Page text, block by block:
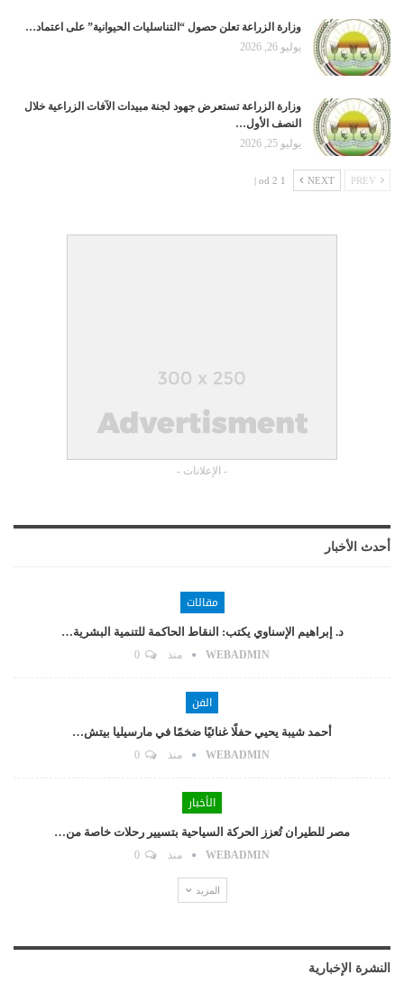
وزارة الزراعة تعلن حصول “التناسليات الحيوانية” على اعتماد…
يوليو 26, 2026
وزارة الزراعة تستعرض جهود لجنة مبيدات الآفات الزراعية خلال
النصف الأول…
يوليو 25, 2026
NEXT
1 od 2 |
- الإعلانات -
أحدث الأخبار
مقالات
د. إبراهيم الإسناوي يكتب: النقاط الحاكمة للتنمية البشرية…
WEBADMIN منذ
الفن
أحمد شيبة يحيي حفلًا غنائيًا ضخمًا في مارسيليا بيتش…
WEBADMIN منذ
الأخبار
مصر للطيران تُعزز الحركة السياحية بتسيير رحلات خاصة من…
WEBADMIN منذ
المزيد
النشرة الإخبارية